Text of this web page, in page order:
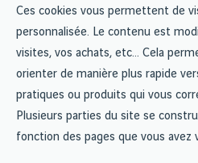
Ces cookies vous permettent de
personnalisée. Le contenu est
visites, vos achats, etc… Cela
orienter de manière plus rapide
pratiques ou produits qui vous
Plusieurs parties du site se
fonction des pages que vous